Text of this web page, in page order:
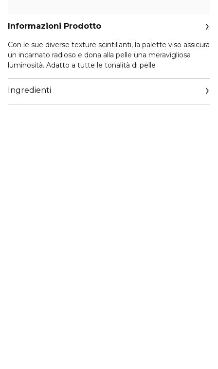
Informazioni Prodotto
Con le sue diverse texture scintillanti, la palette viso assicura
un incarnato radioso e dona alla pelle una meravigliosa
luminosità. Adatto a tutte le tonalità di pelle
Ingredienti